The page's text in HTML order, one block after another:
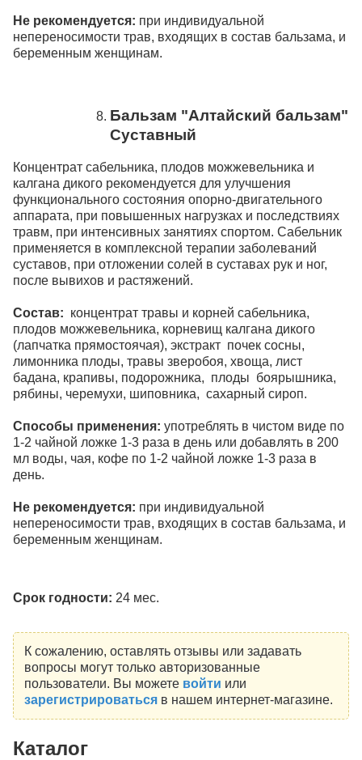
Не рекомендуется: при индивидуальной
непереносимости трав, входящих в состав бальзама, и
беременным женщинам.
Бальзам "Алтайский бальзам"
Суставный
Концентрат сабельника, плодов можжевельника и
калгана дикого рекомендуется для улучшения
функционального состояния опорно-двигательного
аппарата, при повышенных нагрузках и последствиях
травм, при интенсивных занятиях спортом. Сабельник
применяется в комплексной терапии заболеваний
суставов, при отложении солей в суставах рук и ног,
после вывихов и растяжений.
Состав: концентрат травы и корней сабельника,
плодов можжевельника, корневищ калгана дикого
(лапчатка прямостоячая), экстракт почек сосны,
лимонника плоды, травы зверобоя, хвоща, лист
бадана, крапивы, подорожника, плоды боярышника,
рябины, черемухи, шиповника, сахарный сироп.
Способы применения: употреблять в чистом виде по
1-2 чайной ложке 1-3 раза в день или добавлять в 200
мл воды, чая, кофе по 1-2 чайной ложке 1-3 раза в
день.
Не рекомендуется: при индивидуальной
непереносимости трав, входящих в состав бальзама, и
беременным женщинам.
Срок годности: 24 мес.
К сожалению, оставлять отзывы или задавать
вопросы могут только авторизованные
пользователи. Вы можете войти или
зарегистрироватьсяв нашем интернет-магазине.
Каталог